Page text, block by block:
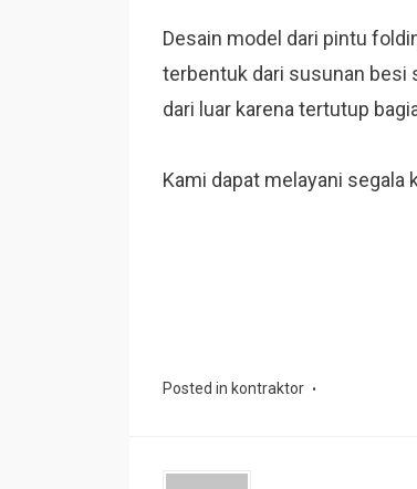
Desain model dari pintu
terbentuk dari susunan besi
dari luar karena tertutup
Kami dapat melayani segala
Posted in kontraktor